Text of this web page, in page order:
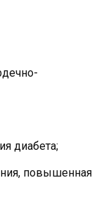
диабета;
повышенная